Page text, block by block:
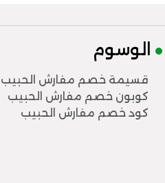
الوسوم
قسيمة خصم مفارش الحبيب
كوبون خصم مفارش الحبيب
كود خصم مفارش الحبيب